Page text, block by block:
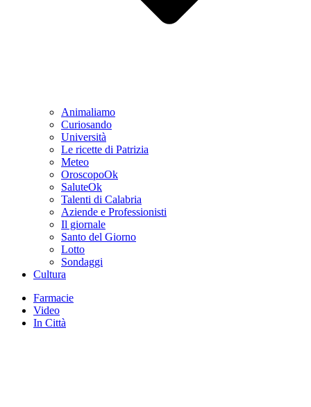
Animaliamo
Curiosando
Università
Le ricette di Patrizia
Meteo
OroscopoOk
SaluteOk
Talenti di Calabria
Aziende e Professionisti
Il giornale
Santo del Giorno
Lotto
Sondaggi
Cultura
Farmacie
Video
In Città